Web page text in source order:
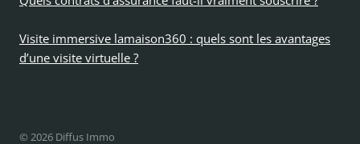
Visite immersive lamaison360 : quels sont les avantages
d’une visite virtuelle ?
© 2026 Diffus Immo